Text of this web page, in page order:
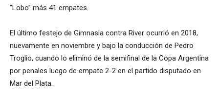
“Lobo” más 41 empates.
El último festejo de Gimnasia contra River ocurrió en 2018,
nuevamente en noviembre y bajo la conducción de Pedro
Troglio, cuando lo eliminó de la semifinal de la Copa Argentina
por penales luego de empate 2-2 en el partido disputado en
Mar del Plata.